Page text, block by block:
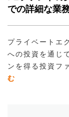
での詳細な業
プライベートエ
への投資を通じ
ンを得る投資フ
む